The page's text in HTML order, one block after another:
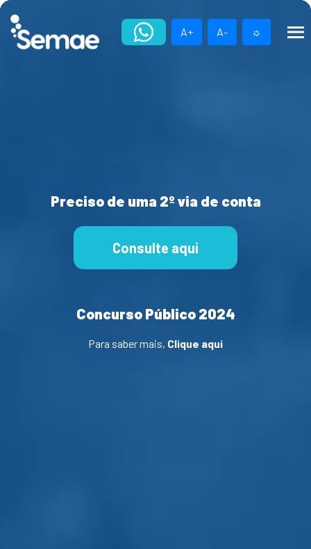
Skip
content
A+ A- ☼
Preciso de uma 2º via de conta
Consulte aqui
Concurso Público 2024
Para saber mais, Clique aqui